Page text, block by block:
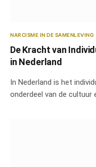
NARCISME IN DE SAMENLEVING
De Kracht van
in Nederland
In Nederland is het
onderdeel van de cultuur